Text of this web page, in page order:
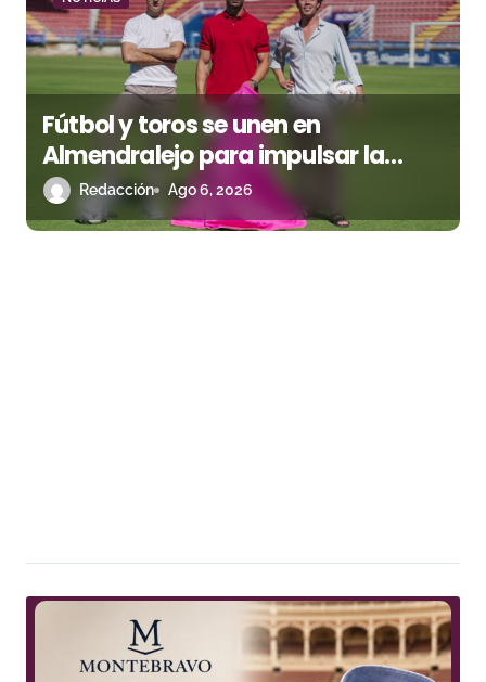
Fútbol y toros se unen en
Almendralejo para impulsar la
corrida de la Piedad
Redacción Ago 6, 2026